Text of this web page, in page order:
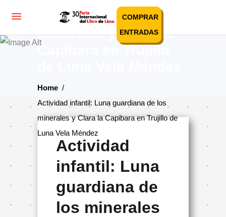
COMPRAR
ENTRADAS
Luna guardiana de los
minerales y Clara la
Capibara en Trujillo
Home /
Actividad infantil: Luna guardiana de los
minerales y Clara la Capibara en Trujillo de
Luna Vela Méndez
Actividad
infantil: Luna
guardiana de
los minerales